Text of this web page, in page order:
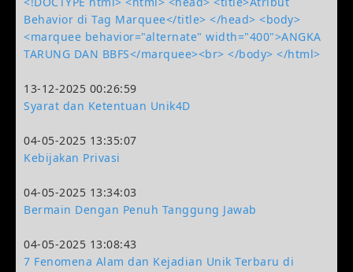
Behavior di Tag Marquee</title> </head> <body>
<marquee behavior="alternate" width="400">ANGKA
TARUNG DAN BBFS</marquee><br> </body> </html>
13-12-2025 00:26:59
Syarat dan Ketentuan Unik4D
04-05-2025 13:35:07
Kebijakan Privasi
04-05-2025 13:34:03
Bermain Dengan Penuh Tanggung Jawab
04-05-2025 13:08:43
7 Fenomena Alam dan Kejadian Unik Terbaru di